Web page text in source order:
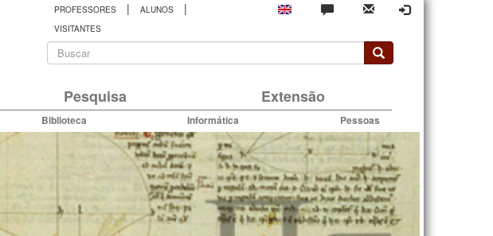
PROFESSORES | ALUNOS |
VISITANTES
Formulário
busca
Pesquisa Extensão
Biblioteca Informática Pessoas